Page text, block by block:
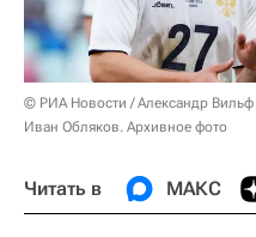
© РИА Новости / Александр Вильф
Иван Обляков. Архивное фото
Читать в МАКС